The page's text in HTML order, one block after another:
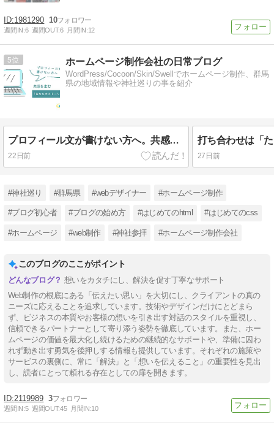
1981290 10
週間IN:6 週間OUT:6 月間IN:12
5 ホームページ制作会社の日常ブログ
WordPress/Cocoon/Skin/Swellでホームページ制作、群馬
県の地域情報や神社巡りの事を紹介
プロフィール文が書けない方へ。共感を生む「あなたのストーリー」の引き出し方
22日前 27日前
#神社巡り #群馬県 #webデザイナー #ホームページ制作
#ブログ初心者 #ブログの始め方 #はじめてのhtml #はじめてのcss
#ホームページ #web制作 #神社参拝 #ホームページ制作会社
このブログのここがポイント
想いをカタチにし、解決を促す丁寧なサポート
Web制作の根底にある「伝えたい思い」を大切にし、クライアントの真の
ニーズに応えることを追求しています。技術やデザインだけにとどまら
ず、ビジネスの本質やお客様の想いを引き出す対話のスタイルを重視し、
信頼できるパートナーとして寄り添う姿勢を徹底しています。また、ホー
ムページの価値を最大化し続けるための継続的なサポートや、準備に囚わ
れず動き出す勇気を後押しする情報も提供しています。それぞれの施策や
サービスの裏側に、常に「解決」と「想いを伝えること」の重要性を見出
し、読者にとって頼れる存在としての扉を開きます。
2119989 3
週間IN:5 週間OUT:45 月間IN:10